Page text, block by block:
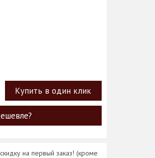
Купить в один клик
на первый заказ! (кроме